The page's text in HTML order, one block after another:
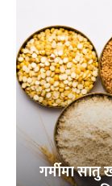
गर्मीमा सातु